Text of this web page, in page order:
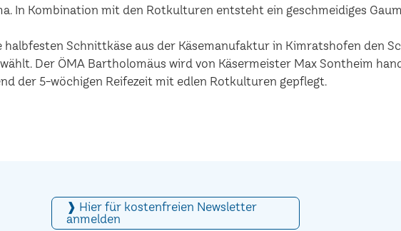
In Kombination mit den Rotkulturen entsteht ein geschmeidiges
Schnittkäse aus der Käsemanufaktur in Kimratshofen den
Der ÖMA Bartholomäus wird von Käsermeister Max Sontheim
der 5-wöchigen Reifezeit mit edlen Rotkulturen gepflegt.
❱ Hier für kostenfreien Newsletter
anmelden